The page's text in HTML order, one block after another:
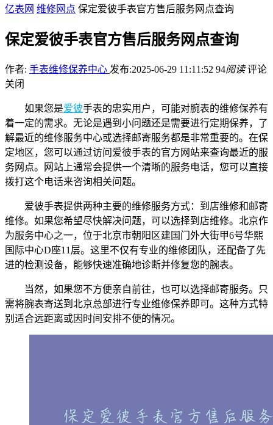
亿表网 维修网点 保定爱彼手表官方售后服务网点查询
保定爱彼手表官方售后服务网点查询
作者: 手表维修保养中心 发布:2025-06-29 11:11:52 94阅读 评论
关闭
如果您是爱彼手表的忠实用户，可能对腕表的维修保养有
着一定的需求。无论是遇到小问题还是需要进行定期保养，了
解最近的维修服务中心或选择邮寄服务都是非常重要的。在保
定地区，您可以通过访问爱彼手表的官方网站来查询最近的服
务网点。网站上通常会提供一个清晰的服务电话，您可以直接
拨打这个电话来咨询相关问题。
爱彼手表提供两种主要的维修服务方式：到店维修和邮寄
维修。如果您希望尽快解决问题，可以选择到店维修。北京作
为服务中心之一，位于北京市朝阳区建国门外大街甲6号华熙
国际中心D座11层。这里不仅有专业的维修团队，还配备了先
进的检测设备，能够快速准确地诊断并修复您的腕表。
当然，如果您不方便亲自前往，也可以选择邮寄服务。只
需将腕表寄送到北京总部进行专业维修保养即可。这种方式特
别适合远距离或因时间安排不便的情况。